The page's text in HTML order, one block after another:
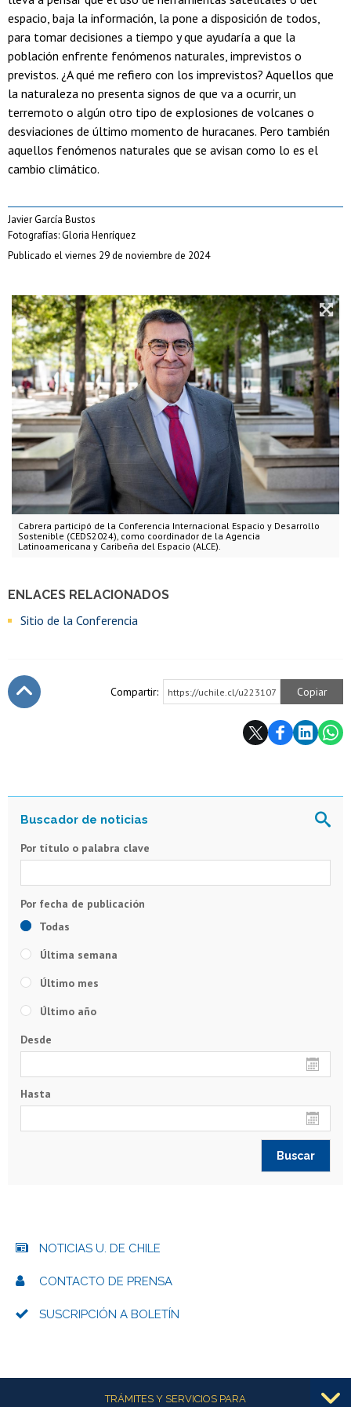
Cabrera participó de la Conferencia Internacional Espacio y Desarrollo
Sostenible (CEDS2024), como coordinador de la Agencia
Latinoamericana y Caribeña del Espacio (ALCE).
ENLACES RELACIONADOS
Sitio de la Conferencia
espacio, baja la información, la pone a disposición de todos,
para tomar decisiones a tiempo y que ayudaría a que la
población enfrente fenómenos naturales, imprevistos o
previstos. ¿A qué me refiero con los imprevistos? Aquellos que
la naturaleza no presenta signos de que va a ocurrir, un
terremoto o algún otro tipo de explosiones de volcanes o
desviaciones de último momento de huracanes. Pero también
aquellos fenómenos naturales que se avisan como lo es el
cambio climático.
Javier García Bustos
Fotografías: Gloria Henríquez
Publicado el viernes 29 de noviembre de 2024
Compartir: https://uchile.cl/u223107 Copiar
Por título o palabra clave
Todas
Última semana
Último mes
Último año
Desde
Hasta
NOTICIAS U. DE CHILE
CONTACTO DE PRENSA
SUSCRIPCIÓN A BOLETÍN
Más informaciónTRÁMITES Y SERVICIOS PARA